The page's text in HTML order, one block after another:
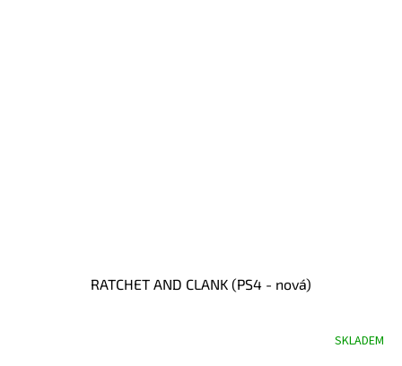
RATCHET AND CLANK (PS4 - nová)
SKLADEM